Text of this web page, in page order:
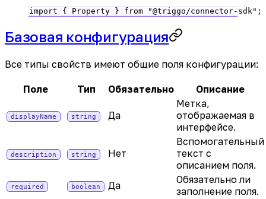
import { Property } from "@triggo/connector-sdk" ;
Базовая конфигурация
Все типы свойств имеют общие поля конфигурации:
Поле Тип Обязательно Описание
displayName string Да
Метка,
отображаемая в
интерфейсе.
description string Нет
Вспомогательный
текст с
описанием поля.
required boolean Да
Обязательно ли
заполнение поля.